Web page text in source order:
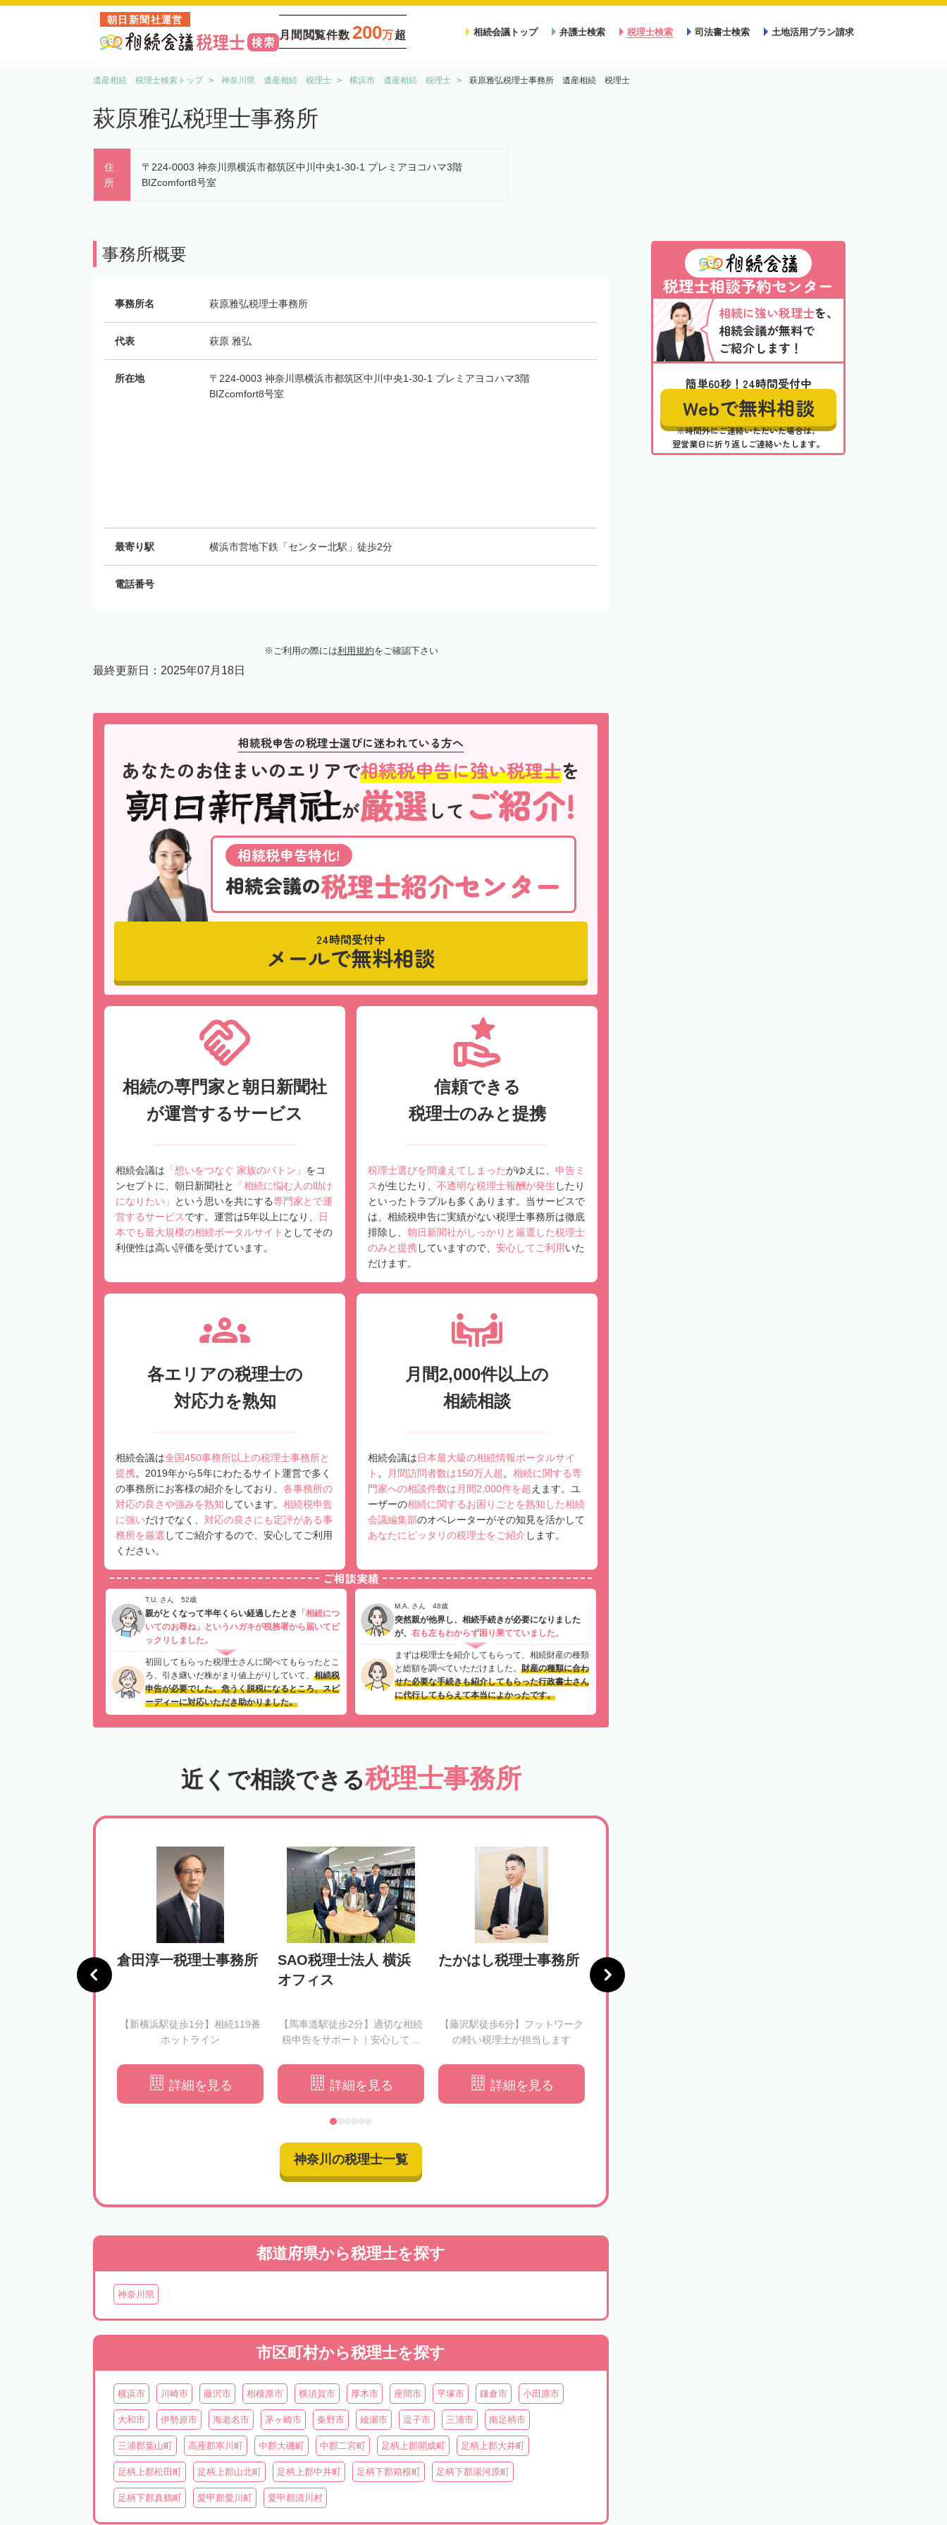
朝日新聞社運営
月間閲覧件数 200万超 相続会議トップ 弁護士検索 税理士検索 司法書士検索 土地活用プラン請求
遺産相続 税理士検索トップ 神奈川県 遺産相続 税理士 横浜市 遺産相続 税理士 萩原雅弘税理士事務所 遺産相続 税理士
萩原雅弘税理士事務所
住
所
〒224-0003 神奈川県横浜市都筑区中川中央1-30-1 プレミアヨコハマ3階
BIZcomfort8号室
事務所概要
事務所名 萩原雅弘税理士事務所
代表 萩原 雅弘
所在地
〒224-0003 神奈川県横浜市都筑区中川中央1-30-1 プレミアヨコハマ3階
BIZcomfort8号室
最寄り駅 横浜市営地下鉄「センター北駅」徒歩2分
電話番号
ご利用の際には利用規約をご確認下さい
最終更新日： 2025年07月18日
相続税申告の税理士選びに迷われている方へ
あなたのお住まいのエリアで相続税申告に強い税理士を
が厳選 して ご紹介!
相続税申告特化!
相続会議の税理士紹介センター
24時間受付中
メールで無料相談
相続の専門家と朝日新聞社
が運営するサービス
相続会議は 「想いをつなぐ 家族のバトン」 をコ
ンセプトに、朝日新聞社と
「相続に悩む人の助け
になりたい」
という思いを共にする専門家とで運
営するサービスです。運営は5年以上になり、
日
本でも最大規模の相続ポータルサイト としてその
利便性は高い評価を受けています。
信頼できる
税理士のみと提携
税理士選びを間違えてしまったがゆえに、 申告ミ
スが生じたり、 不透明な税理士報酬が発生 したり
といったトラブルも多くあります。当サービスで
は、相続税申告に実績がない税理士事務所は徹底
排除し、 朝日新聞社がしっかりと厳選した税理士
のみと提携していますので、 安心してご利用いた
だけます。
各エリアの税理士の
対応力を熟知
相続会議は全国450事務所以上の税理士事務所と
提携。2019年から5年にわたるサイト運営で多く
の事務所にお客様の紹介をしており、 各事務所の
対応の良さや強みを熟知 しています。 相続税申告
に強いだけでなく、 対応の良さにも定評がある事
務所を厳選 してご紹介するので、安心してご利用
ください。
月間2,000件以上の
相続相談
相続会議は日本最大級の相続情報ポータルサイ
ト 。 月間訪問者数は150万人超 。 相続に関する専
門家への相談件数は月間2,000件を超 えます。ユ
ーザーの相続に関するお困りごとを熟知した相続
会議編集部のオペレーターがその知見を活かして
あなたにピッタリの税理士をご紹介 します。
ご相談実績
T.U. さん 52歳
親がとくなって半年くらい経過したとき
「相続につ
いてのお尋ね」というハガキが税務署から届いてビ
ックリしました。
初回してもらった税理士さんに聞べてもらったとこ
ろ、引き継いだ株がまり値上がりしていて、 相続税
申告が必要でした。危うく脱税になるところ、スピ
ーディーに対応いただき助かりました。
M.A. さん 48歳
突然親が他界し、相続手続きが必要になりました
が、 右も左もわからず困り果てていました。
まずは税理士を紹介してもらって、相続財産の種類
と総額を調べていただけました。 財産の種類に合わ
せた必要な手続きも紹介してもらった行政書士さん
に代行してもらえて本当によかったです。
近くで相談できる税理士事務所
税理士事務所 倉田淳一税理士事務所
【新横浜駅徒歩1分】相続119番
ホットライン
詳細を見る
SAO税理士法人 横浜
オフィス
【馬車道駅徒歩2分】適切な相続
税申告をサポート｜安心してお
詳細を見る
たかはし税理士事務所
【藤沢駅徒歩6分】フットワーク
の軽い税理士が担当します
詳細を見る
税理士法人東京さくら
会計事務所 厚木事務
神奈川の税理士一覧
都道府県から税理士を探す
神奈川県
市区町村から税理士を探す
横浜市 川崎市 藤沢市 相模原市 横須賀市 厚木市 座間市 平塚市 鎌倉市 小田原市
大和市 伊勢原市 海老名市 茅ヶ崎市 秦野市 綾瀬市 逗子市 三浦市 南足柄市
三浦郡葉山町 高座郡寒川町 中郡大磯町 中郡二宮町 足柄上郡開成町 足柄上郡大井町
足柄上郡松田町 足柄上郡山北町 足柄上郡中井町 足柄下郡箱根町 足柄下郡湯河原町
足柄下郡真鶴町 愛甲郡愛川町 愛甲郡清川村
税理士相談予約センター
相続に強い税理士を、
相続会議が無料で
ご紹介します！
簡単60秒！24時間受付中
Webで無料相談
※時間外にご連絡いただいた場合は、
翌営業日に折り返しご連絡いたします。